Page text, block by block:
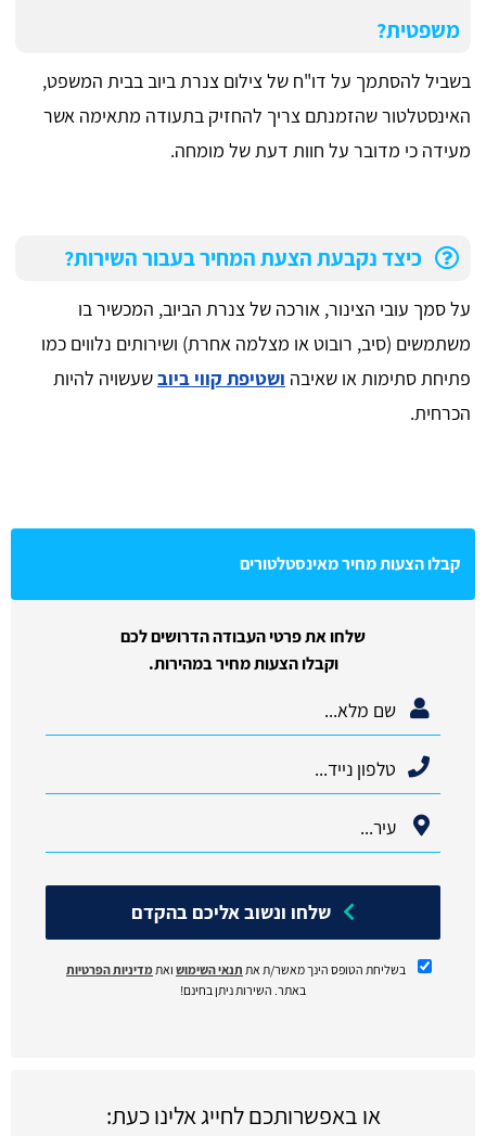
משפטית?
בשביל להסתמך על דו"ח של צילום צנרת ביוב בבית המשפט,
האינסטלטור שהזמנתם צריך להחזיק בתעודה מתאימה אשר
מעידה כי מדובר על חוות דעת של מומחה.
כיצד נקבעת הצעת המחיר בעבור השירות?
על סמך עובי הצינור, אורכה של צנרת הביוב, המכשיר בו
משתמשים (סיב, רובוט או מצלמה אחרת) ושירותים נלווים כמו
פתיחת סתימות או שאיבה ושטיפת קווי ביובשעשויה להיות
הכרחית.
קבלו הצעות מחיר מאינסטלטורים
שלחו את פרטי העבודה הדרושים לכם
וקבלו הצעות מחיר במהירות.
בשליחת הטופס הינך מאשר/ת את תנאי השימוש ואת מדיניות הפרטיות
באתר. השירות ניתן בחינם!
או באפשרותכם לחייג אלינו כעת: